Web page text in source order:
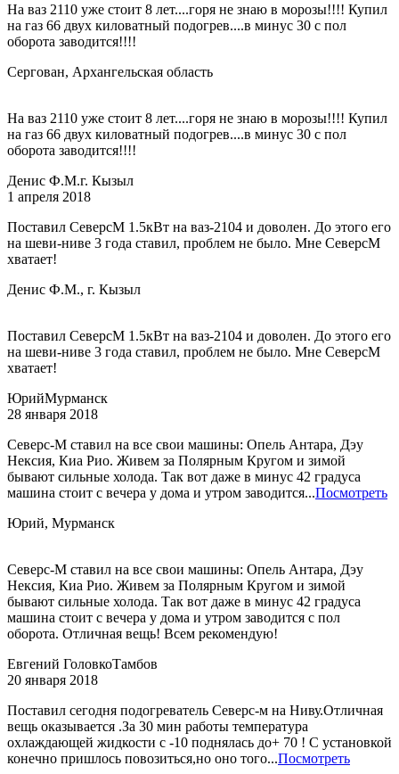
На ваз 2110 уже стоит 8 лет....горя не знаю в морозы!!!! Купил
на газ 66 двух киловатный подогрев....в минус 30 с пол
оборота заводится!!!!
Сергован, Архангельская область
На ваз 2110 уже стоит 8 лет....горя не знаю в морозы!!!! Купил
на газ 66 двух киловатный подогрев....в минус 30 с пол
оборота заводится!!!!
Денис Ф.М.г. Кызыл
1 апреля 2018
Поставил СеверсМ 1.5кВт на ваз-2104 и доволен. До этого его
на шеви-ниве 3 года ставил, проблем не было. Мне СеверсМ
хватает!
Денис Ф.М., г. Кызыл
Поставил СеверсМ 1.5кВт на ваз-2104 и доволен. До этого его
на шеви-ниве 3 года ставил, проблем не было. Мне СеверсМ
хватает!
ЮрийМурманск
28 января 2018
Северс-М ставил на все свои машины: Опель Антара, Дэу
Нексия, Киа Рио. Живем за Полярным Кругом и зимой
бывают сильные холода. Так вот даже в минус 42 градуса
машина стоит с вечера у дома и утром заводится...Посмотреть
Юрий, Мурманск
Северс-М ставил на все свои машины: Опель Антара, Дэу
Нексия, Киа Рио. Живем за Полярным Кругом и зимой
бывают сильные холода. Так вот даже в минус 42 градуса
машина стоит с вечера у дома и утром заводится с пол
оборота. Отличная вещь! Всем рекомендую!
Евгений ГоловкоТамбов
20 января 2018
Поставил сегодня подогреватель Северс-м на Ниву.Отличная
вещь оказывается .За 30 мин работы температура
охлаждающей жидкости с -10 поднялась до+ 70 ! С установкой
конечно пришлось повозиться,но оно того...Посмотреть